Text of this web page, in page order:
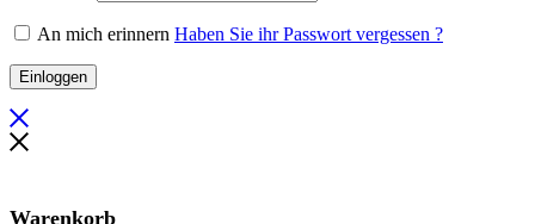
An mich erinnern Haben Sie ihr Passwort vergessen ?
Einloggen
Warenkorb